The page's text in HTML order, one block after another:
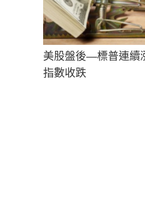
美股盤後—標普連續
指數收跌